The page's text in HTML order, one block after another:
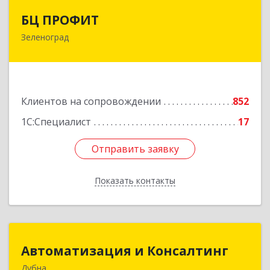
БЦ ПРОФИТ
Зеленоград
Клиентов на сопровождении
852
1С:Специалист
17
Отправить заявку
Показать контакты
124482, Москва г, Зеленоград г, корпус 340,
Отправить заявку
Назад
Автоматизация и Консалтинг
Дубна